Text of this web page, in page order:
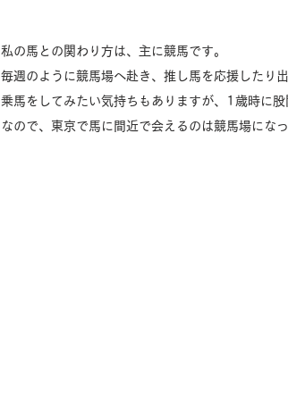
私の馬との関わり方は、主に競馬です。
毎週のように競馬場へ赴き、推し馬を応援したり
乗馬をしてみたい気持ちもありますが、1歳時に
なので、東京で馬に間近で会えるのは競馬場にな